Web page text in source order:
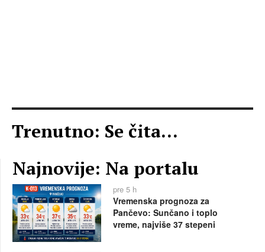
Trenutno: Se čita...
Najnovije: Na portalu
pre 5 h
Vremenska prognoza za
Pančevo: Sunčano i toplo
vreme, najviše 37 stepeni